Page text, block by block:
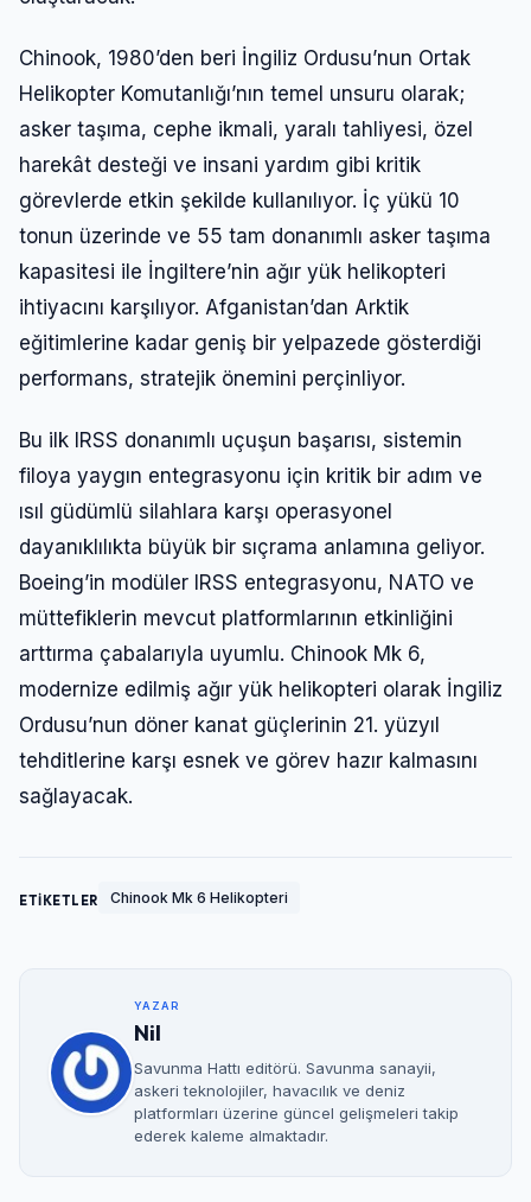
Chinook, 1980’den beri İngiliz Ordusu’nun Ortak
Helikopter Komutanlığı’nın temel unsuru olarak;
asker taşıma, cephe ikmali, yaralı tahliyesi, özel
harekât desteği ve insani yardım gibi kritik
görevlerde etkin şekilde kullanılıyor. İç yükü 10
tonun üzerinde ve 55 tam donanımlı asker taşıma
kapasitesi ile İngiltere’nin ağır yük helikopteri
ihtiyacını karşılıyor. Afganistan’dan Arktik
eğitimlerine kadar geniş bir yelpazede gösterdiği
performans, stratejik önemini perçinliyor.
Bu ilk IRSS donanımlı uçuşun başarısı, sistemin
filoya yaygın entegrasyonu için kritik bir adım ve
ısıl güdümlü silahlara karşı operasyonel
dayanıklılıkta büyük bir sıçrama anlamına geliyor.
Boeing’in modüler IRSS entegrasyonu, NATO ve
müttefiklerin mevcut platformlarının etkinliğini
arttırma çabalarıyla uyumlu. Chinook Mk 6,
modernize edilmiş ağır yük helikopteri olarak İngiliz
Ordusu’nun döner kanat güçlerinin 21. yüzyıl
tehditlerine karşı esnek ve görev hazır kalmasını
sağlayacak.
ETİKETLER Chinook Mk 6 Helikopteri
YAZAR
Nil
Savunma Hattı editörü. Savunma sanayii,
askeri teknolojiler, havacılık ve deniz
platformları üzerine güncel gelişmeleri takip
ederek kaleme almaktadır.